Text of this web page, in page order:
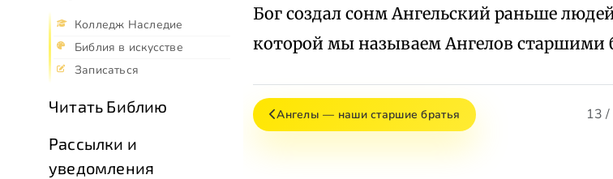
Колледж Наследие
Библия в искусстве
Записаться
Читать Библию
Рассылки и
уведомления
Бог создал сонм Ангельский раньше
которой мы называем Ангелов старшими
Ангелы — наши старшие братья 13